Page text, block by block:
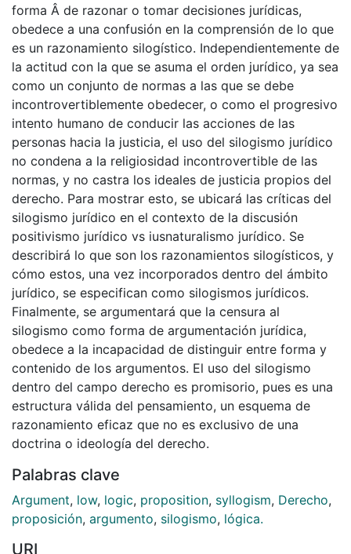
forma Â de razonar o tomar decisiones jurídicas,
obedece a una confusión en la comprensión de lo que
es un razonamiento silogístico. Independientemente de
la actitud con la que se asuma el orden jurídico, ya sea
como un conjunto de normas a las que se debe
incontrovertiblemente obedecer, o como el progresivo
intento humano de conducir las acciones de las
personas hacia la justicia, el uso del silogismo jurídico
no condena a la religiosidad incontrovertible de las
normas, y no castra los ideales de justicia propios del
derecho. Para mostrar esto, se ubicará las críticas del
silogismo jurídico en el contexto de la discusión
positivismo jurídico vs iusnaturalismo jurídico. Se
describirá lo que son los razonamientos silogísticos, y
cómo estos, una vez incorporados dentro del ámbito
jurídico, se especifican como silogismos jurídicos.
Finalmente, se argumentará que la censura al
silogismo como forma de argumentación jurídica,
obedece a la incapacidad de distinguir entre forma y
contenido de los argumentos. El uso del silogismo
dentro del campo derecho es promisorio, pues es una
estructura válida del pensamiento, un esquema de
razonamiento eficaz que no es exclusivo de una
doctrina o ideología del derecho.
Palabras clave
Argument, low, logic, proposition, syllogism, Derecho,
proposición, argumento, silogismo, lógica.
URI